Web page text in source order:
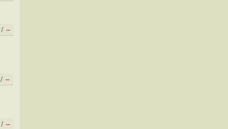
/ –
/ –
/ –